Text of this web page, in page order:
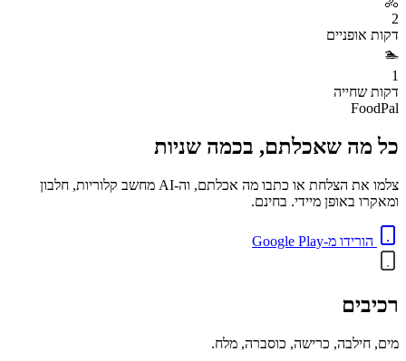
2
דקות אופניים
🏊
1
דקות שחייה
FoodPal
כל מה שאכלתם, בכמה שניות
צלמו את הצלחת או כתבו מה אכלתם, וה-AI מחשב קלוריות, חלבון
ומאקרו באופן מיידי. בחינם.
הורידו מ-Google Play
רכיבים
מים, חילבה, כרישה, כוסברה, מלח.